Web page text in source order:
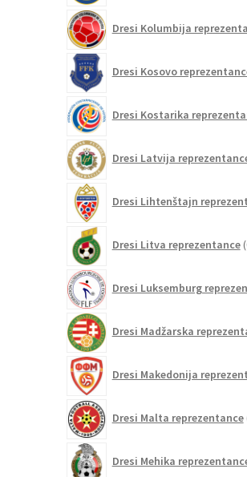
Dresi Kolumbija
Dresi Kosovo
Dresi Kostarika
Dresi Latvija
Dresi Lihtenštajn
Dresi Litva reprezentance
Dresi Luksemburg
Dresi Madžarska
Dresi Makedonija
Dresi Malta reprezentance
Dresi Mehika